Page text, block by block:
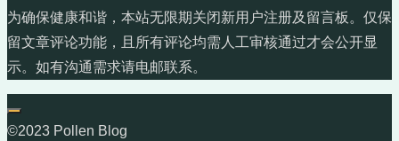
为确保健康和谐，本站无限期关闭新用户注册及留言板。仅保
留文章评论功能，且所有评论均需人工审核通过才会公开显
示。如有沟通需求请电邮联系。
©2023 Pollen Blog